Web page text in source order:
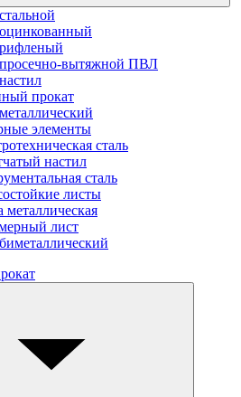
вытяжной ПВЛ
прокат
элементы
сталь
настил
сталь
листы
металлическая
лист